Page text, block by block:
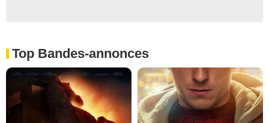
Top Bandes-annonces